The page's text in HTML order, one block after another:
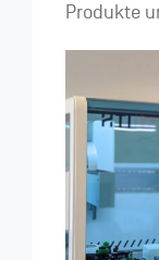
Produkte